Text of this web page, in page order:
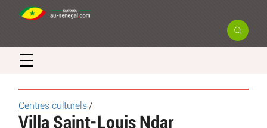
☰
Centres culturels/
Villa Saint-Louis Ndar